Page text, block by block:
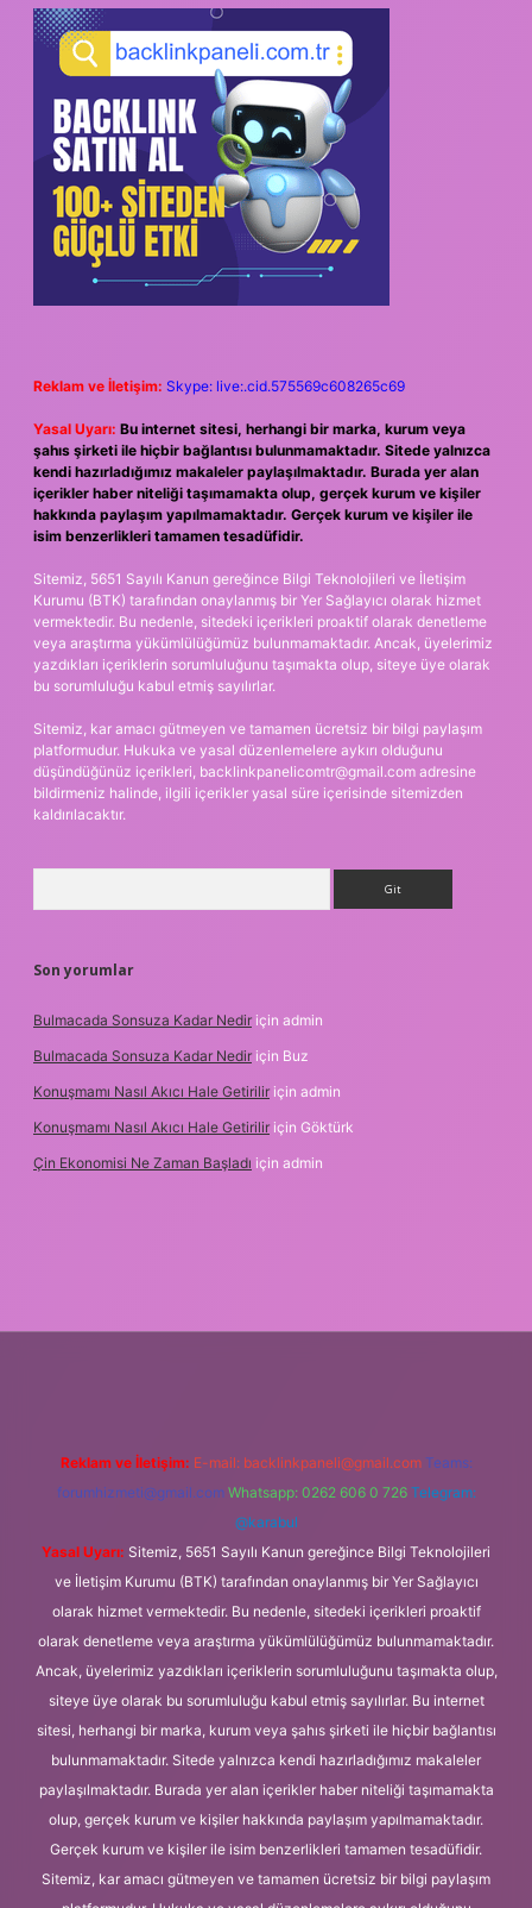
Reklam ve İletişim: Skype: live:.cid.575569c608265c69
Yasal Uyarı: Bu internet sitesi, herhangi bir marka, kurum veya
şahıs şirketi ile hiçbir bağlantısı bulunmamaktadır. Sitede yalnızca
kendi hazırladığımız makaleler paylaşılmaktadır. Burada yer alan
içerikler haber niteliği taşımamakta olup, gerçek kurum ve kişiler
hakkında paylaşım yapılmamaktadır. Gerçek kurum ve kişiler ile
isim benzerlikleri tamamen tesadüfidir.
Sitemiz, 5651 Sayılı Kanun gereğince Bilgi Teknolojileri ve İletişim
Kurumu (BTK) tarafından onaylanmış bir Yer Sağlayıcı olarak hizmet
vermektedir. Bu nedenle, sitedeki içerikleri proaktif olarak denetleme
veya araştırma yükümlülüğümüz bulunmamaktadır. Ancak, üyelerimiz
yazdıkları içeriklerin sorumluluğunu taşımakta olup, siteye üye olarak
bu sorumluluğu kabul etmiş sayılırlar.
Sitemiz, kar amacı gütmeyen ve tamamen ücretsiz bir bilgi paylaşım
platformudur. Hukuka ve yasal düzenlemelere aykırı olduğunu
düşündüğünüz içerikleri, backlinkpanelicomtr@gmail.com adresine
bildirmeniz halinde, ilgili içerikler yasal süre içerisinde sitemizden
kaldırılacaktır.
Son yorumlar
Bulmacada Sonsuza Kadar Nedir için admin
Bulmacada Sonsuza Kadar Nedir için Buz
Konuşmamı Nasıl Akıcı Hale Getirilir için admin
Konuşmamı Nasıl Akıcı Hale Getirilir için Göktürk
Çin Ekonomisi Ne Zaman Başladı için admin
Reklam ve İletişim: E-mail: backlinkpaneli@gmail.com Teams:
forumhizmeti@gmail.com Whatsapp: 0262 606 0 726 Telegram:
@karabul
Yasal Uyarı: Sitemiz, 5651 Sayılı Kanun gereğince Bilgi Teknolojileri
ve İletişim Kurumu (BTK) tarafından onaylanmış bir Yer Sağlayıcı
olarak hizmet vermektedir. Bu nedenle, sitedeki içerikleri proaktif
olarak denetleme veya araştırma yükümlülüğümüz bulunmamaktadır.
Ancak, üyelerimiz yazdıkları içeriklerin sorumluluğunu taşımakta olup,
siteye üye olarak bu sorumluluğu kabul etmiş sayılırlar. Bu internet
sitesi, herhangi bir marka, kurum veya şahıs şirketi ile hiçbir bağlantısı
bulunmamaktadır. Sitede yalnızca kendi hazırladığımız makaleler
paylaşılmaktadır. Burada yer alan içerikler haber niteliği taşımamakta
olup, gerçek kurum ve kişiler hakkında paylaşım yapılmamaktadır.
Gerçek kurum ve kişiler ile isim benzerlikleri tamamen tesadüfidir.
Sitemiz, kar amacı gütmeyen ve tamamen ücretsiz bir bilgi paylaşım